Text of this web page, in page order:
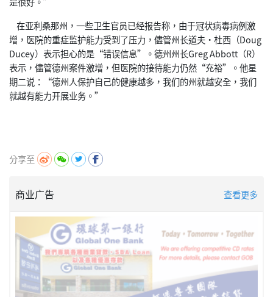
在亚利桑那州，一些卫生官员已经报告称，由于冠状病毒病例激
增，医院的重症监护能力受到了压力，儘管州长道夫•杜西（Doug
Ducey）表示担心的是“错误信息”。德州州长Greg Abbott（R）
表示，儘管德州案件激增，但医院的接待能力仍然“充裕”。他星
期二说：“德州人保护自己的健康越多，我们的州就越安全，我们
就越有能力开展业务。”
分享至
商业广告 查看更多